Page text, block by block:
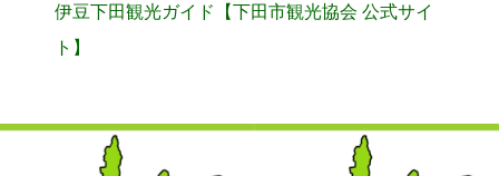
伊豆下田観光ガイド【下田市観光協会 公式サイ
ト】